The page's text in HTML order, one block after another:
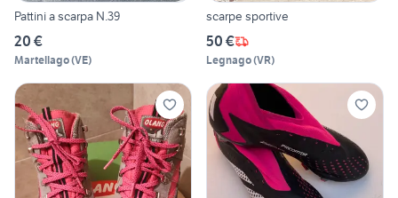
Pattini a scarpa N.39
20 €
Martellago(VE)
scarpe sportive
50 €
Legnago(VR)